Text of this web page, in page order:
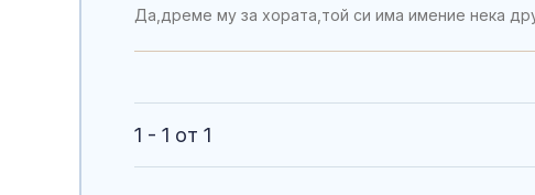
Да,дреме му за хората,той си има имение нека
1 - 1 от 1